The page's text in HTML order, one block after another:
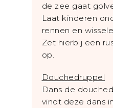
de zee gaat
Laat kinderen
rennen en
Zet hierbij een
op.
Douchedruppel
Dans de
vindt deze dans